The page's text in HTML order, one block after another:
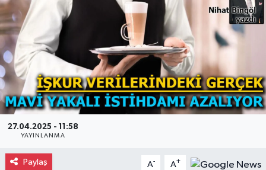
27.04.2025 - 11:58
YAYINLANMA
Paylaş A- A+
Gayrimenkul
Spor
Eğitim